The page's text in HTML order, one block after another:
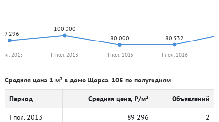
89 296
100 000
80 000
80 532
2013 II пол. 2013 II пол. 2015 I пол. 2016
Средняя цена 1 м² в доме Щорса, 105 по полугодиям
Период Средняя цена, ₽/м² Объявлений
I пол. 2013 89 296 2